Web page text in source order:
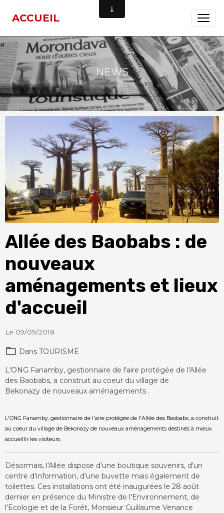
ACCUEIL
NEWS
Allée des Baobabs : de
nouveaux
aménagements et lieux
d'accueil
Le 09/09/2018
Dans TOURISME
L'ONG Fanamby, gestionnaire de l'aire protégée de l'Allée
des Baobabs, a construit au coeur du village de
Bekonazy de nouveaux aménagements .
L'ONG Fanamby, gestionnaire de l'aire protégée de l'Allée des Baobabs, a construit
au coeur du village de Bekonazy de nouveaux aménagements destinés à mieux
accueillir les visiteurs.
Désormais, l'Allée dispose d'une boutique souvenirs, d'un
centre d'information, d'une buvette mais également de
toilettes. Ces installations ont été inaugurées le 28 août
dernier en présence du Ministre de l'Environnement, de
l'Ecologie et de la Forêt, Monsieur Guillaume Venance